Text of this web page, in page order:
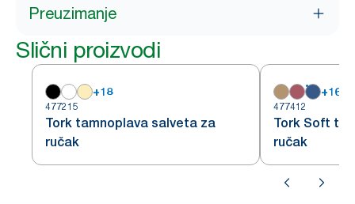
Preuzimanje
Slični proizvodi
+18
477215
Tork tamnoplava salveta za
ručak
+16
477412
Tork Soft
ručak